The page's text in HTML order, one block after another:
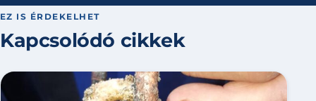
EZ IS ÉRDEKELHET
Kapcsolódó cikkek